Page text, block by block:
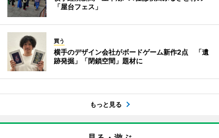
「屋台フェス」
買う
横手のデザイン会社がボードゲーム新作2点 「遺
跡発掘」「閉鎖空間」題材に
もっと見る